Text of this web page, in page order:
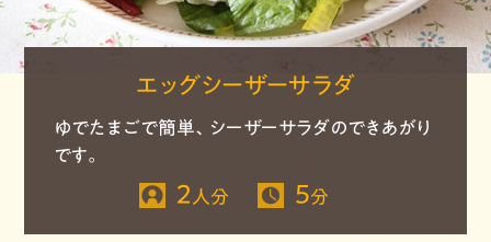
エッグシーザーサラダ
ゆでたまごで簡単、シーザーサラダのできあがり
です。
2 人分 5分